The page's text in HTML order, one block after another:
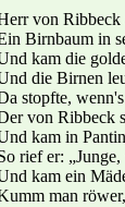
von
Birnbaum in
kam die
die Birnen
stopfte,
von Ribbeck
kam in
rief er:
kam ein
man